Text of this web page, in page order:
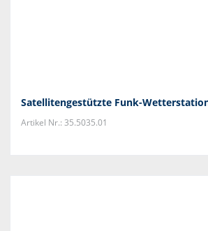
Satellitengestützte Funk-Wetterstation
Artikel Nr.: 35.5035.01